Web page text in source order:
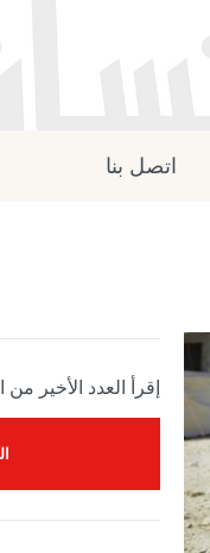
اتصل بنا
إقرأ العدد الأخير من